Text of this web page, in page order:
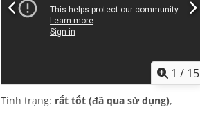
1 / 15
Tình trạng: rất tốt (đã qua sử dụng),